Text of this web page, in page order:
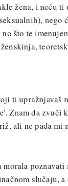
žena, i neću
što te
ti upražnjavaš
Znam da
ali ne pada mi
slučaju,